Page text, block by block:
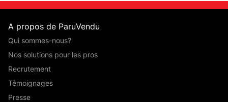
A propos de ParuVendu
Qui sommes-nous?
Nos solutions pour les pros
Recrutement
Témoignages
Presse